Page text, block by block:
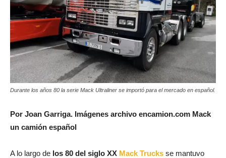
Durante los años 80 la serie Mack Ultraliner se importó para el mercado en español.
Por Joan Garriga. Imágenes archivo encamion.com Mack
un camión español
A lo largo de los 80 del siglo XX Mack Trucks se mantuvo